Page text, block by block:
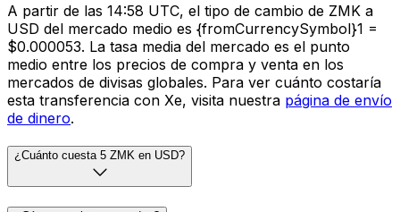
A partir de las 14:58 UTC, el tipo de cambio de ZMK a
USD del mercado medio es {fromCurrencySymbol}1 =
$0.000053. La tasa media del mercado es el punto
medio entre los precios de compra y venta en los
mercados de divisas globales. Para ver cuánto costaría
esta transferencia con Xe, visita nuestra página de envío
de dinero.
¿Cuánto cuesta 5 ZMK en USD?